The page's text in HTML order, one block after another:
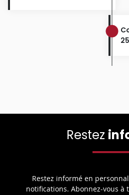
Restez
Restez informé en
notifications. Abonnez-vous à